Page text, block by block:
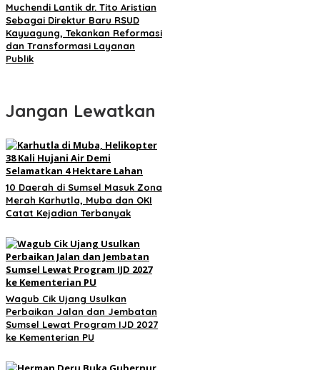
Muchendi Lantik dr. Tito Aristian
Sebagai Direktur Baru RSUD
Kayuagung, Tekankan Reformasi
dan Transformasi Layanan
Publik
Jangan Lewatkan
10 Daerah di Sumsel Masuk Zona
Merah Karhutla, Muba dan OKI
Catat Kejadian Terbanyak
Wagub Cik Ujang Usulkan
Perbaikan Jalan dan Jembatan
Sumsel Lewat Program IJD 2027
ke Kementerian PU